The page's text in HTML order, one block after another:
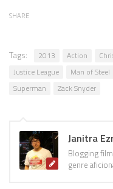
SHARE
Tags: 2013 Action
Justice League
Man of Steel
Superman
Zack Snyder
Janitra
Blogging
genre